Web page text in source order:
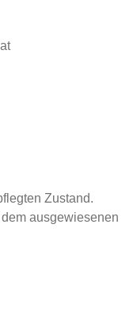
Zustand.
ausgewiesenen